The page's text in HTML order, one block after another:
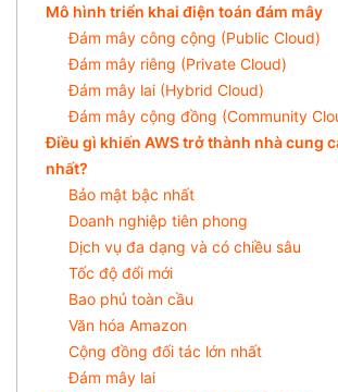
Mô hình triển khai điện toán đám mây
Đám mây công cộng (Public Cloud)
Đám mây riêng (Private Cloud)
Đám mây lai (Hybrid Cloud)
Đám mây cộng đồng (Community
Điều gì khiến AWS trở thành nhà cung
nhất?
Bảo mật bậc nhất
Doanh nghiệp tiên phong
Dịch vụ đa dạng và có chiều sâu
Tốc độ đổi mới
Bao phủ toàn cầu
Văn hóa Amazon
Cộng đồng đối tác lớn nhất
Đám mây lai